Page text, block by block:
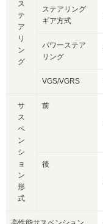
ス
テ
ア
リ
ン
グ
ステアリング
ギア方式
パワーステア
リング
VGS/VGRS
サ
ス
ペ
ン
シ
ョ
ン
形
式
前
後